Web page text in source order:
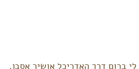
לי ברום דרך האדריכל אושיר אסבן.